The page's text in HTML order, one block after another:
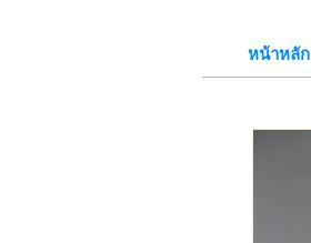
หน้าหลัก